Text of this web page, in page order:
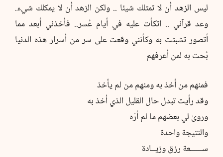
ليس الزهد أن لا تمتلك شيئا .. ولكن الزهد أن لا يمكلك شيء.
وعد قرآني .. اتكأت عليه في أيام عُسر.. فأخذني أبعد مما
أتصور تشبثت به وكأنني وقعت على سر من أسرار هذه الدنيا
بُحت به لمن أعرفهم
فمنهم من أخذ به ومنهم من لم يأخذ
وقد رأيت تبدل حال القليل الذي أخذ به
وروىٰ لي بعضهم ما لم أرَه
والنتيجة واحدة
ســــــعة رزق وزيــادة